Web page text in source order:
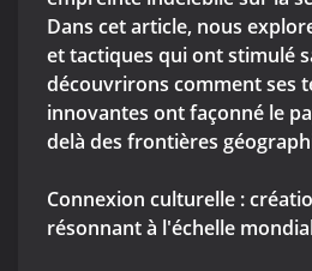
Dans cet article, nous
et tactiques qui ont stimulé
découvrirons comment ses
innovantes ont façonné le
delà des frontières
Connexion culturelle :
résonnant à l'échelle